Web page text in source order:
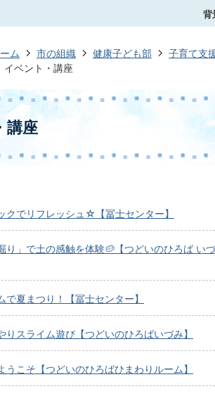
背
ム 市の組織 健康子ども部 子育て支
イベント・講座
講座
クでリフレッシュ☆【冨士センター】
り」で土の感触を体験🥔【つどいのひろば いづ
で夏まつり！【冨士センター】
りスライム遊び【つどいのひろばいづみ】
うこそ【つどいのひろばひまわりルーム】